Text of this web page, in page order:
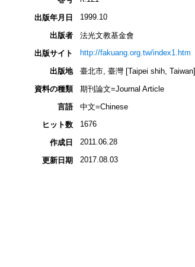
出版年月日 1999.10
出版者
法光文教基金會
出版サイト
http://fakuang.org.tw/index1.htm
出版地
臺北市, 臺灣 [Taipei shih, Taiwan]
資料の種類
期刊論文=Journal Article
言語
中文=Chinese
ヒット数
1676
作成日 2011.06.28
更新日期 2017.08.03